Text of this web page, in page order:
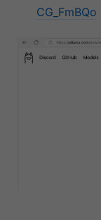
CG_FmBQo